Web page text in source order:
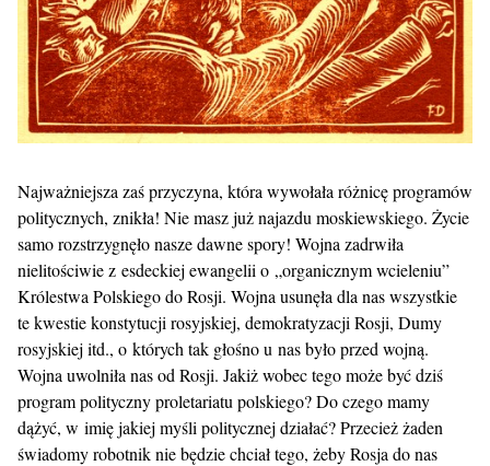
Najważniejsza zaś przyczyna, która wywołała różnicę programów
politycznych, znikła! Nie masz już najazdu moskiewskiego. Życie
samo rozstrzygnęło nasze dawne spory! Wojna zadrwiła
nielitościwie z esdeckiej ewangelii o „organicznym wcieleniu”
Królestwa Polskiego do Rosji. Wojna usunęła dla nas wszystkie
te kwestie konstytucji rosyjskiej, demokratyzacji Rosji, Dumy
rosyjskiej itd., o których tak głośno u nas było przed wojną.
Wojna uwolniła nas od Rosji. Jakiż wobec tego może być dziś
program polityczny proletariatu polskiego? Do czego mamy
dążyć, w imię jakiej myśli politycznej działać? Przecież żaden
świadomy robotnik nie będzie chciał tego, żeby Rosja do nas